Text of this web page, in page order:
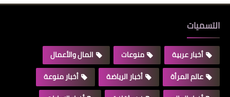
التسميات
أخبار عربية منوعات
المال والأعمال
عالم المرأة
أخبار الرياضة
أخبار منوعة